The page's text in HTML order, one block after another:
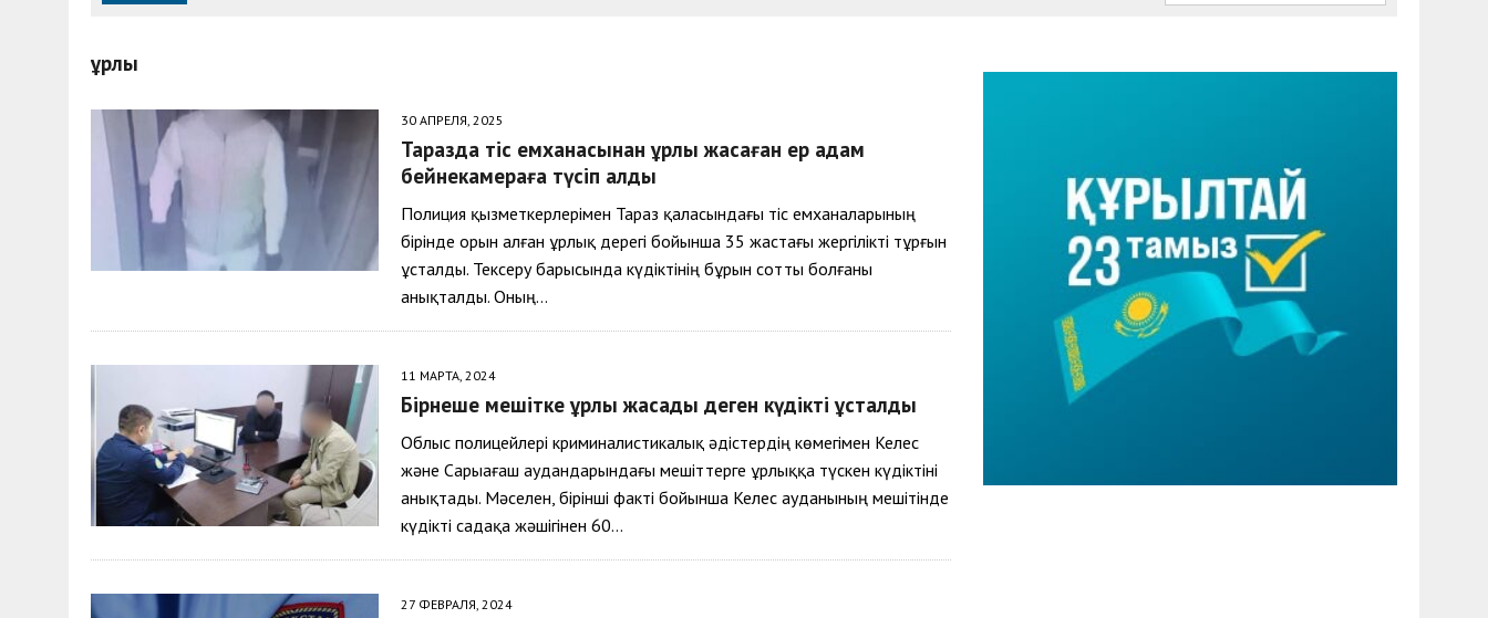
7 МАЯ, 2026
30 АПРЕЛЯ, 2026 | «ONTUSTIK» ТЕЛЕАРНАСЫНЫҢ РАДИОСЫНДА СҰХБАТ БЕРІЛДІ
30 МАЯ, 2026 ТҮСІНДІРУ ЖҰМЫСТАРЫ ЖҮРГІЗІЛДІ
ұрлық
30 АПРЕЛЯ, 2025
Таразда тіс емханасынан ұрлық жасаған ер адам
бейнекамераға түсіп қалды
Полиция қызметкерлерімен Тараз қаласындағы тіс емханаларының
бірінде орын алған ұрлық дерегі бойынша 35 жастағы жергілікті тұрғын
ұсталды. Тексеру барысында күдіктінің бұрын сотты болғаны
анықталды. Оның…
11 МАРТА, 2024
Бірнеше мешітке ұрлық жасады деген күдікті ұсталды
Облыс полицейлері криминалистикалық әдістердің көмегімен Келес
және Сарыағаш аудандарындағы мешіттерге ұрлыққа түскен күдіктіні
анықтады. Мәселен, бірінші факті бойынша Келес ауданының мешітінде
күдікті садақа жәшігінен 60…
27 ФЕВРАЛЯ, 2024